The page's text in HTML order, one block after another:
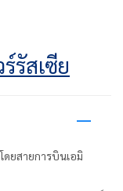
รัสเซีย
ดยสายการบินเอมิ